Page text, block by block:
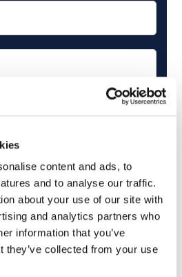
content and ads, to
and to analyse our traffic.
about your use of our site with
and analytics partners who
information that you’ve
they’ve collected from your use
inglese
nel mondo del lavoro
sulla lingua inglese
e musica
ai 16 anni, dichiaro di acconsentire
personali in conformità